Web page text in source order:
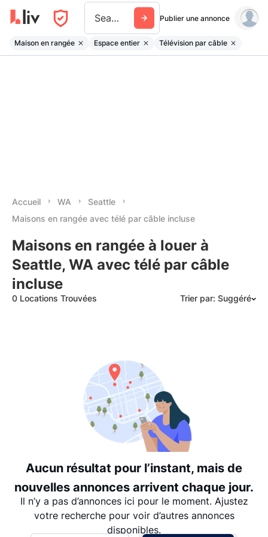
Seattle Publier une annonce
Maison en rangée Espace entier Télévision par câble
Accueil WA
Seattle
Maisons en rangée avec télé par câble incluse
Maisons en rangée à louer à
Seattle, WA avec télé par câble
incluse
0 Locations Trouvées Trier par: Suggéré
Date: les plus anciens d’abord
Aucun résultat pour l’instant, mais de
nouvelles annonces arrivent chaque jour.
Il n’y a pas d’annonces ici pour le moment. Ajustez
votre recherche pour voir d’autres annonces
disponibles.